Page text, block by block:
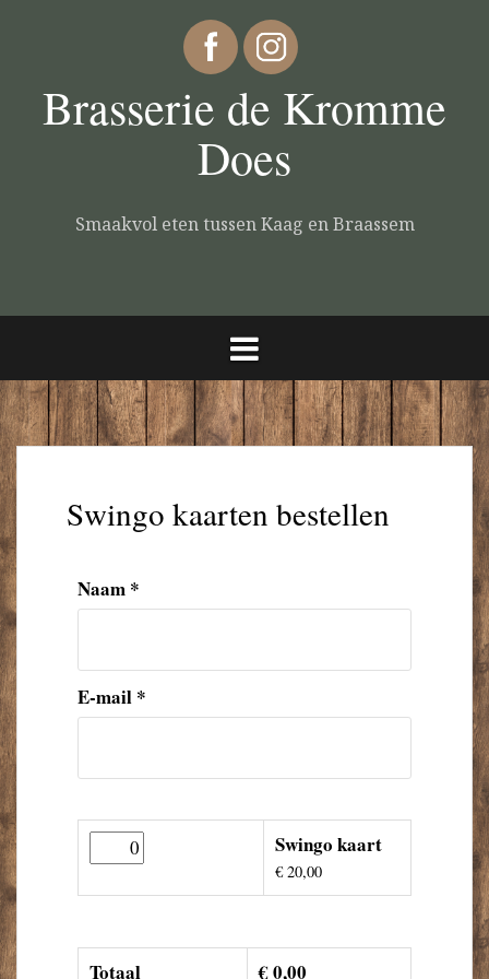
Brasserie de Kromme
Does
Smaakvol eten tussen Kaag en Braassem
Swingo kaarten bestellen
Naam *
E-mail *
Swingo kaart
€ 20,00
Totaal €0,00